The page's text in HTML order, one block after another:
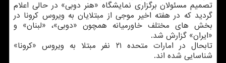
تصمیم مسئولان برگزاری نمایشگاه «هنر دوبی» در حالی اعلام
گردید كه در هفته اخیر موجی از مبتلایان به ویروس كرونا در
بخش های مختلف خاورمیانه همچون «دوبی»، «لبنان» و
«ایران» گزارش شد.
تابحال در امارات متحده ۲۱ نفر مبتلا به ویروس «كرونا»
شناسایی شده اند.